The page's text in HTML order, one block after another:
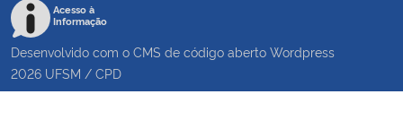
Acesso à
Informação
Desenvolvido com o CMS de código aberto Wordpress
2026 UFSM / CPD